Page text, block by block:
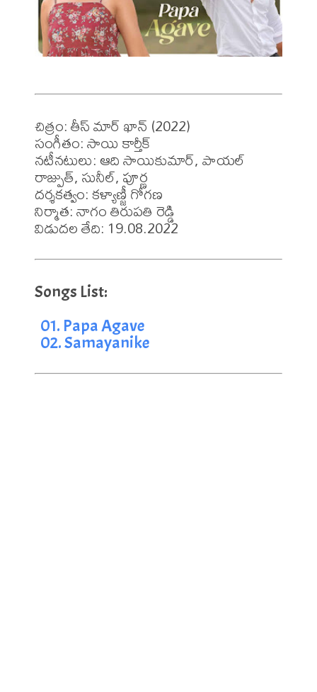
చిత్రం: తీస్ మార్ ఖాన్ (2022)
సంగీతం: సాయి కార్తీక్
నటీనటులు: ఆది సాయికుమార్, పాయల్
రాజ్పుత్, సునీల్, పూర్ణ
దర్శకత్వం: కళ్యాణ్జీ గోగణ
నిర్మాత: నాగం తిరుపతి రెడ్డి
విడుదల తేది: 19.08.2022
01. Papa Agave
02. Samayanike